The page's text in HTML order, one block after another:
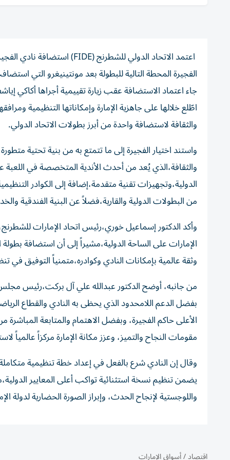
الفجيرة المحطة التالية للبطولة بعد مونتينيغرو التي
جاء اعتماد الاستضافة عقب زيارة تقييمية أجراها أكاكي
اطّلع خلالها على جاهزية الإمارة وإمكاناتها التنظيمية
والثقافة لاستضافة واحدة من أبرز بطولات الاتحاد الدولي.
واستند اختيار الفجيرة إلى ما تتمتع به من بنية تحتية
والثقافة،الذي يُعد من أحدث الأندية المتخصصة في
الدولية،وتجهيزات تقنية متقدمة،إضافة إلى الكوادر
من البطولات الدولية والقارية،فضلاً عن البنية الفندقية
وأكد الدكتور إسماعيل خوري،رئيس اتحاد الإمارات
الإمارات على الساحة الدولية،مشيراً إلى أن استضافة
وثقة عالمية بإمكانات النادي وكوادره،متمنياً التوفيق في
من جانبه، أوضح الدكتور عبدالله علي آل بركت،رئيس مجلس
بفضل الدعم اللامحدود الذي يحظى به النادي والقطاع
الأعلى حاكم الفجيرة، وبفضل الاهتمام والمتابعة
مقومات النجاح والتميز، وعزز مكانة الإمارة مركزاً عالمياً
وقال إن النادي شرع بالفعل في إعداد خطة تنظيمية
يضمن تنظيم نسخة استثنائية تواكب أعلى المعايير
واللوجستية لإنجاح الحدث، وإبراز الصورة الحضارية لدولة
اقتصاد/أسواق الإمارات